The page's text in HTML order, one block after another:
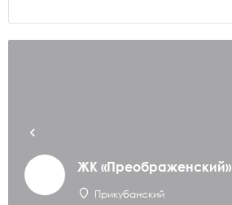
ЖК «Преображенский»
Прикубанский